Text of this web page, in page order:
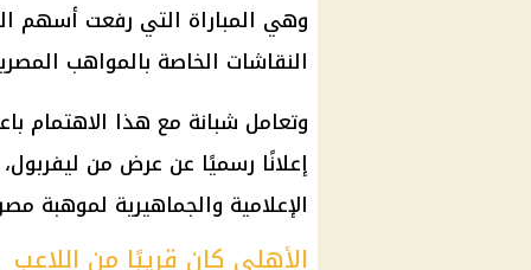
وهي المباراة التي رفعت أسهم
النقاشات الخاصة بالمواهب
وتعامل شبانة مع هذا الاهتمام
إعلانًا رسميًا عن عرض من
الإعلامية والجماهيرية لموهبة
الأهلي كان قريبًا من اللاعب